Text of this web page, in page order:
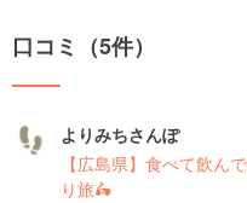
口コミ（5件）
よりみちさんぽ
【広島県】食べて飲ん
り旅🛵